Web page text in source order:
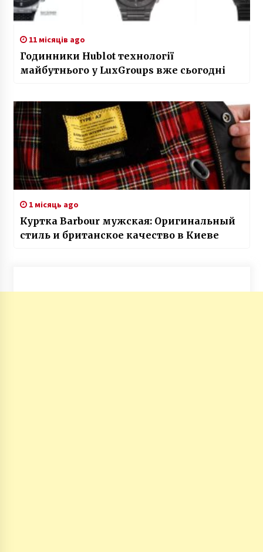
11 місяців ago
Годинники Hublot технології
майбутнього у LuxGroups вже сьогодні
1 місяць ago
Куртка Barbour мужская: Оригинальный
стиль и британское качество в Киеве